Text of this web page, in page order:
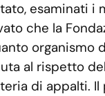
esaminati i
che la
organismo
al rispetto
di appalti. Il